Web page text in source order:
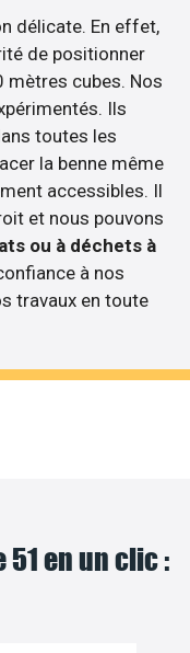
délicate. En effet,
de positionner
mètres cubes. Nos
Ils
toutes les
la benne même
accessibles. Il
et nous pouvons
ou à déchets à
à nos
travaux en toute
51 en un clic :